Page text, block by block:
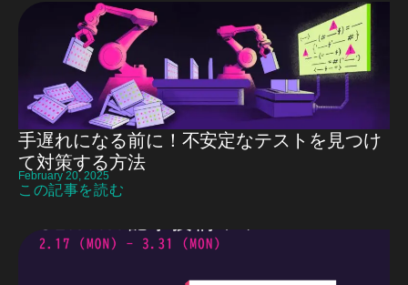
手遅れになる前に！不安定なテストを見つけ
て対策する方法
February 20, 2025
この記事を読む